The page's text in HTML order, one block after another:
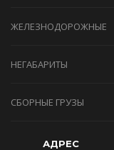
ЖЕЛЕЗНОДОРОЖНЫЕ
НЕГАБАРИТЫ
СБОРНЫЕ ГРУЗЫ
АДРЕС